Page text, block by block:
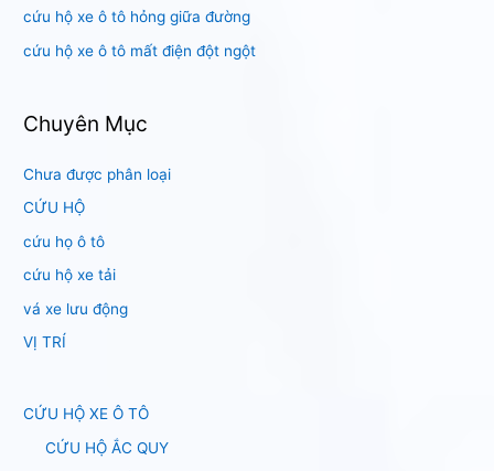
cứu hộ xe ô tô hỏng giữa đường
cứu hộ xe ô tô mất điện đột ngột
Chuyên Mục
Chưa được phân loại
CỨU HỘ
cứu họ ô tô
cứu hộ xe tải
vá xe lưu động
VỊ TRÍ
CỨU HỘ XE Ô TÔ
CỨU HỘ ẮC QUY